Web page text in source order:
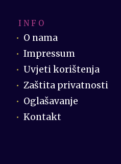
I N F O
O nama
Impressum
Uvjeti korištenja
Zaštita privatnosti
Oglašavanje
Kontakt